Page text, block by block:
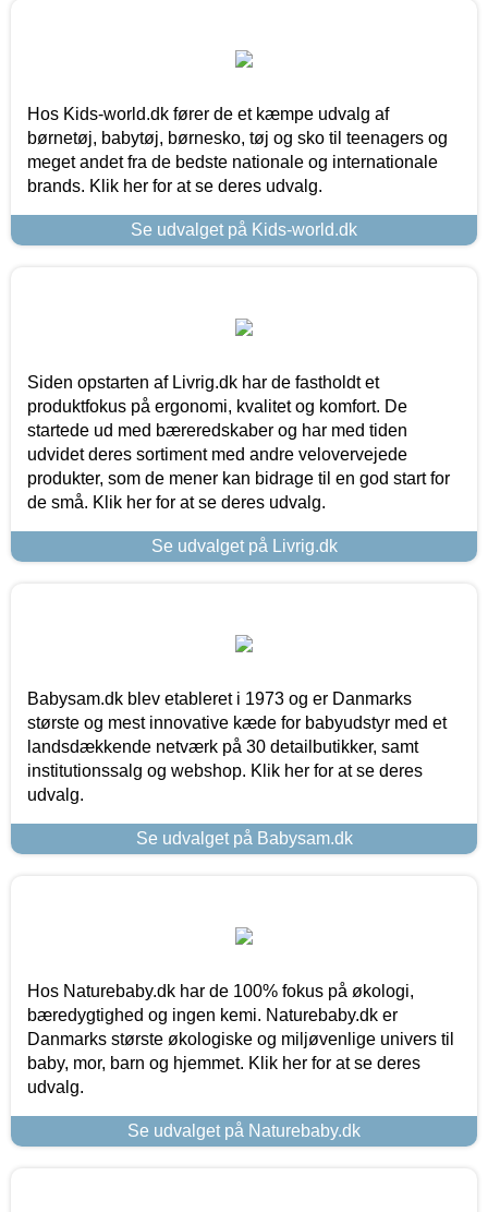
Hos Kids-world.dk fører de et kæmpe udvalg af
børnetøj, babytøj, børnesko, tøj og sko til teenagers og
meget andet fra de bedste nationale og internationale
brands. Klik her for at se deres udvalg.
Se udvalget på Kids-world.dk
Siden opstarten af Livrig.dk har de fastholdt et
produktfokus på ergonomi, kvalitet og komfort. De
startede ud med bæreredskaber og har med tiden
udvidet deres sortiment med andre velovervejede
produkter, som de mener kan bidrage til en god start for
de små. Klik her for at se deres udvalg.
Se udvalget på Livrig.dk
Babysam.dk blev etableret i 1973 og er Danmarks
største og mest innovative kæde for babyudstyr med et
landsdækkende netværk på 30 detailbutikker, samt
institutionssalg og webshop. Klik her for at se deres
udvalg.
Se udvalget på Babysam.dk
Hos Naturebaby.dk har de 100% fokus på økologi,
bæredygtighed og ingen kemi. Naturebaby.dk er
Danmarks største økologiske og miljøvenlige univers til
baby, mor, barn og hjemmet. Klik her for at se deres
udvalg.
Se udvalget på Naturebaby.dk